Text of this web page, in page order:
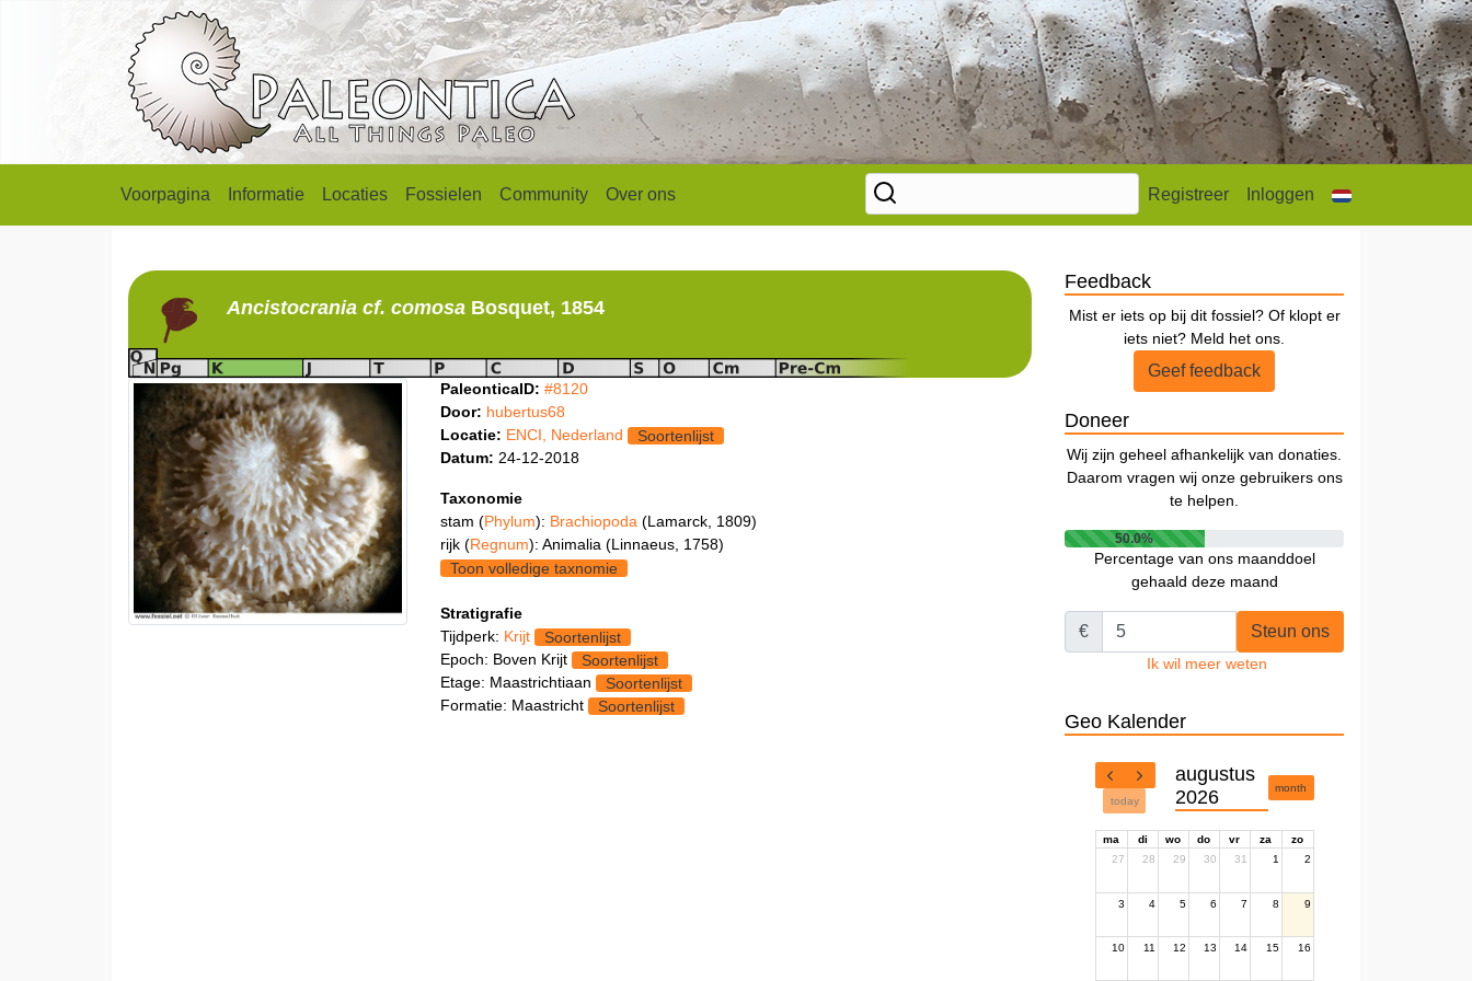
Voorpagina Informatie Locaties Fossielen Community Over ons Registreer Inloggen
Ancistocraniacf. comosa Bosquet, 1854
PaleonticaID: #8120
Door: hubertus68
Locatie: ENCI, Nederland
Soortenlijst
Datum: 24-12-2018
Taxonomie
stam (Phylum): Brachiopoda (Lamarck, 1809)
rijk (Regnum): Animalia (Linnaeus, 1758)
Toon volledige taxnomie
Stratigrafie
Tijdperk: Krijt
Soortenlijst
Epoch: Boven Krijt
Soortenlijst
Etage: Maastrichtiaan
Soortenlijst
Formatie: Maastricht
Soortenlijst
Feedback
Mist er iets op bij dit fossiel? Of klopt er
iets niet? Meld het ons.
Geef feedback
Doneer
Wij zijn geheel afhankelijk van donaties.
Daarom vragen wij onze gebruikers ons
te helpen.
50.0%
Percentage van ons maanddoel
gehaald deze maand
€ Steun ons
Ik wil meer weten
Geo Kalender
today
augustus
2026
month
ma di wo do vr za
zo
27
28 29 30 31 1 2
3 4 5 6 7 8 9
10 11 12 13 14 15 16